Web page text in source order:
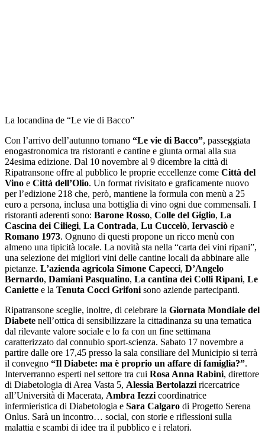
La locandina de “Le vie di Bacco”
Con l’arrivo dell’autunno tornano “Le vie di Bacco”, passeggiata
enogastronomica tra ristoranti e cantine e giunta ormai alla sua
24esima edizione. Dal 10 novembre al 9 dicembre la città di
Ripatransone offre al pubblico le proprie eccellenze come Città del
Vino e Città dell’Olio. Un format rivisitato e graficamente nuovo
per l’edizione 218 che, però, mantiene la formula con menù a 25
euro a persona, inclusa una bottiglia di vino ogni due commensali. I
ristoranti aderenti sono: Barone Rosso, Colle del Giglio, La
Cascina dei Ciliegi, La Contrada, Lu Cuccelò, Iervasciò e
Romano 1973. Ognuno di questi propone un ricco menù con
almeno una tipicità locale. La novità sta nella “carta dei vini ripani”,
una selezione dei migliori vini delle cantine locali da abbinare alle
pietanze. L’azienda agricola Simone Capecci, D’Angelo
Bernardo, Damiani Pasqualino, La cantina dei Colli Ripani, Le
Caniette e la Tenuta Cocci Grifoni sono aziende partecipanti.
Ripatransone sceglie, inoltre, di celebrare la Giornata Mondiale del
Diabete nell’ottica di sensibilizzare la cittadinanza su una tematica
dal rilevante valore sociale e lo fa con un fine settimana
caratterizzato dal connubio sport-scienza. Sabato 17 novembre a
partire dalle ore 17,45 presso la sala consiliare del Municipio si terrà
il convegno “Il Diabete: ma è proprio un affare di famiglia?”.
Interverranno esperti nel settore tra cui Rosa Anna Rabini, direttore
di Diabetologia di Area Vasta 5, Alessia Bertolazzi ricercatrice
all’Università di Macerata, Ambra Iezzi coordinatrice
infermieristica di Diabetologia e Sara Calgaro di Progetto Serena
Onlus. Sarà un incontro… social, con storie e riflessioni sulla
malattia e scambi di idee tra il pubblico e i relatori.